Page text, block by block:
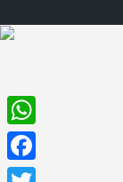
WhatsApp
Facebook